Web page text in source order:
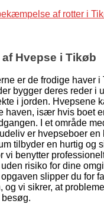
af rotter i
Hvepse i Tikøb
er de frodige haver
bygger deres reder i
i jorden. Hvepsene
haven, især hvis boet
I et område
er hvepseboer en
tilbyder en hurtig og
vi benytter
risiko for dine
slipper du for
og vi sikrer, at
besøg.